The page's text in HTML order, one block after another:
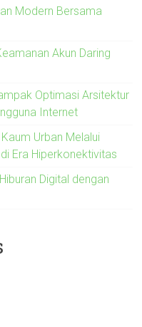
Modern Bersama
Akun Daring
Optimasi Arsitektur
Internet
Urban Melalui
Era Hiperkonektivitas
Digital dengan